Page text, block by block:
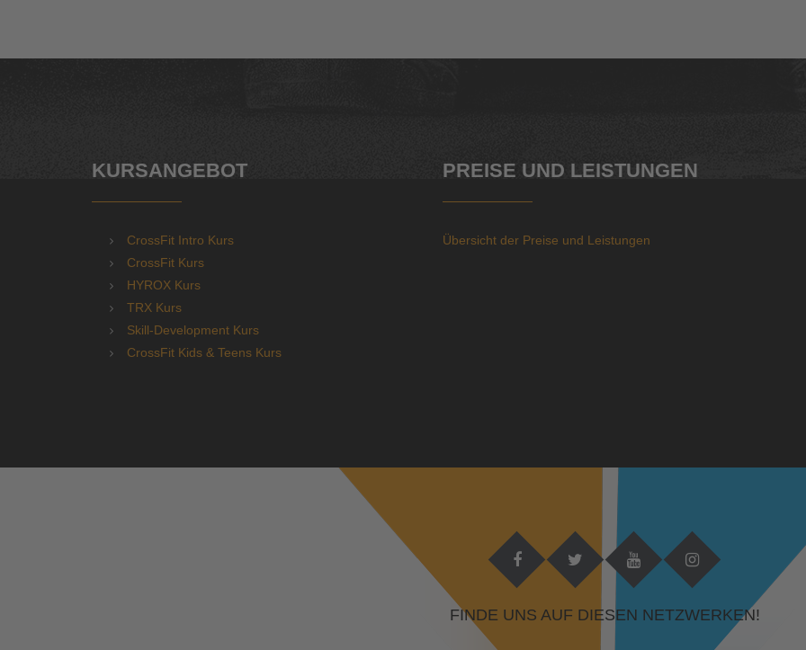
KURSANGEBOT
CrossFit Intro Kurs
CrossFit Kurs
HYROX Kurs
TRX Kurs
Skill-Development Kurs
CrossFit Kids & Teens Kurs
PREISE UND LEISTUNGEN
Übersicht der Preise und Leistungen
FINDE UNS AUF DIESEN NETZWERKEN!